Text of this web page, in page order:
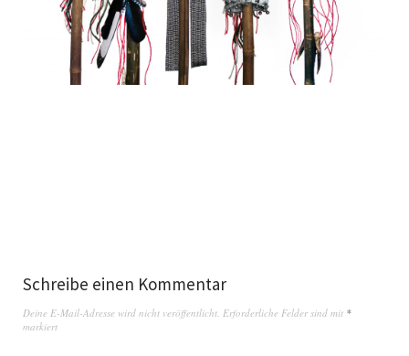
Schreibe einen Kommentar
Deine E-Mail-Adresse wird nicht veröffentlicht. Erforderliche Felder sind mit *
markiert